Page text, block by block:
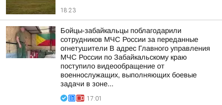
18:23
Бойцы-забайкальцы поблагодарили
сотрудников МЧС России за переданные
огнетушители В адрес Главного управления
МЧС России по Забайкальскому краю
поступило видеообращение от
военнослужащих, выполняющих боевые
задачи в зоне...
17:01